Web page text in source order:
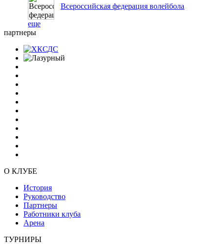
Всероссийская федерация волейбола
еще
партнеры
О КЛУБЕ
История
Руководство
Партнеры
Работники клуба
Арена
ТУРНИРЫ